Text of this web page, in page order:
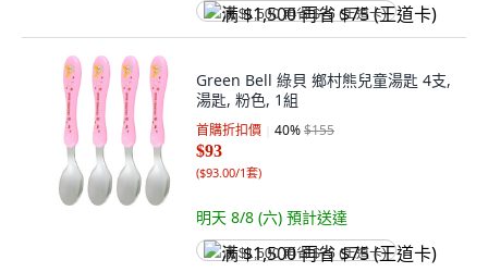
满 $1,500 再省 $75 (王道卡)
Green Bell 綠貝 鄉村熊兒童湯匙 4支,
湯匙, 粉色, 1組
首購折扣價 40%$155
$93
($93.00/1套)
明天 8/8 (六) 預計送達
满 $1,500 再省 $75 (王道卡)